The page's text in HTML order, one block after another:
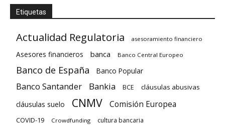
Etiquetas
Actualidad Regulatoria asesoramiento financiero
Asesores financieros banca Banco Central Europeo
Banco de España Banco Popular
Banco Santander Bankia BCE cláusulas abusivas
cláusulas suelo CNMV Comisión Europea
COVID-19 Crowdfunding cultura bancaria